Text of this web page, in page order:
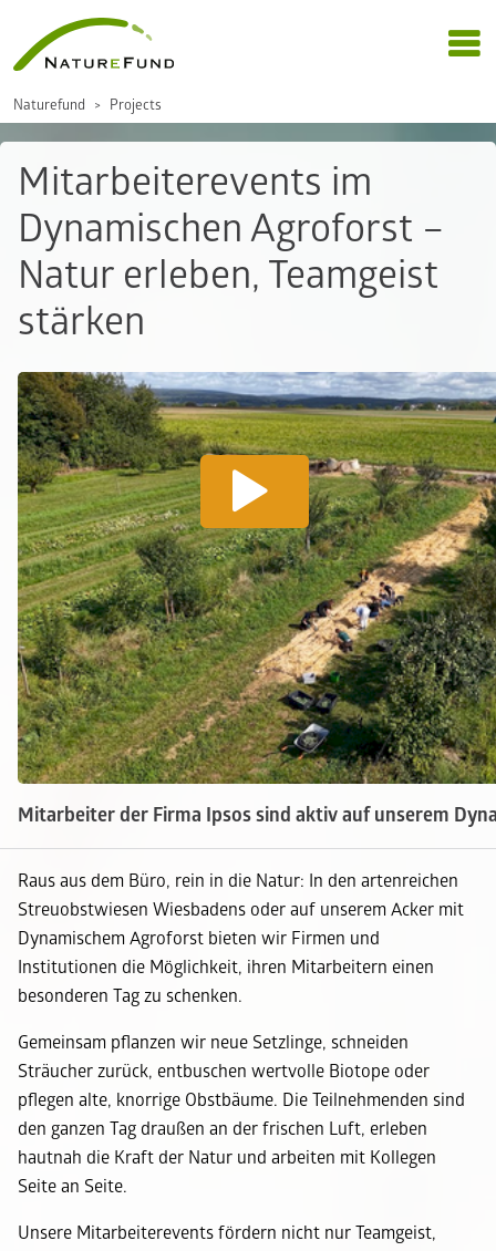
Naturefund Projects
Mitarbeiterevents im
Dynamischen Agroforst –
Natur erleben, Teamgeist
stärken
Mitarbeiter der Firma Ipsos sind aktiv auf unserem
Raus aus dem Büro, rein in die Natur: In den artenreichen
Streuobstwiesen Wiesbadens oder auf unserem Acker mit
Dynamischem Agroforst bieten wir Firmen und
Institutionen die Möglichkeit, ihren Mitarbeitern einen
besonderen Tag zu schenken.
Gemeinsam pflanzen wir neue Setzlinge, schneiden
Sträucher zurück, entbuschen wertvolle Biotope oder
pflegen alte, knorrige Obstbäume. Die Teilnehmenden sind
den ganzen Tag draußen an der frischen Luft, erleben
hautnah die Kraft der Natur und arbeiten mit Kollegen
Seite an Seite.
Unsere Mitarbeiterevents fördern nicht nur Teamgeist,